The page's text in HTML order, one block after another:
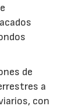
de
a
con